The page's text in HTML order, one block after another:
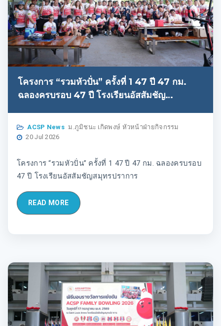
โครงการ “รวมหัวปั่น” ครั้งที่ 1 47 ปี 47 กม.
ฉลองครบรอบ 47 ปี โรงเรียนอัสสัมชัญ
ACSP News ม.ภูมิชนะ เกิดพงษ์ หัวหน้าฝ่ายกิจกรรม
20 Jul 2026
โครงการ “รวมหัวปั่น” ครั้งที่ 1 47 ปี 47 กม. ฉลองครบรอบ
47 ปี โรงเรียนอัสสัมชัญสมุทรปราการ
READ MORE